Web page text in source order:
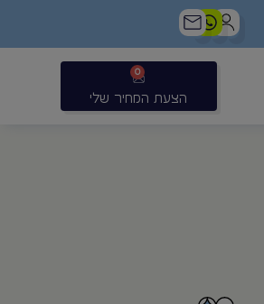
הצעת המחיר שלי
0